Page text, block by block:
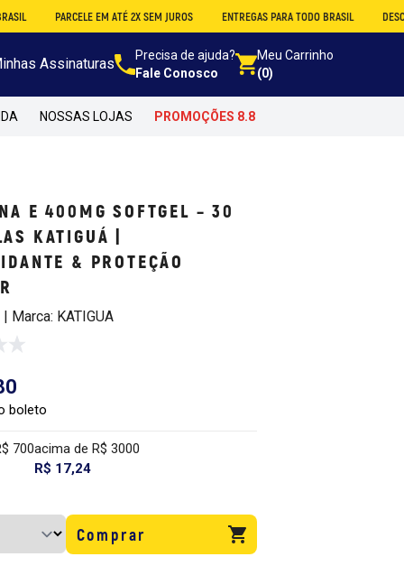
PARCELE EM ATÉ 2X SEM JUROS ENTREGAS PARA TODO BRASIL DESCONTO NO
Assinaturas
Precisa de ajuda?
Fale Conosco
Meu Carrinho
(0)
NOSSAS LOJAS PROMOÇÕES 8.8
E 400MG SOFTGEL – 30
KATIGUÁ |
& PROTEÇÃO
Marca: KATIGUA
boleto
700acima de R$ 3000
R$ 17,24
Comprar